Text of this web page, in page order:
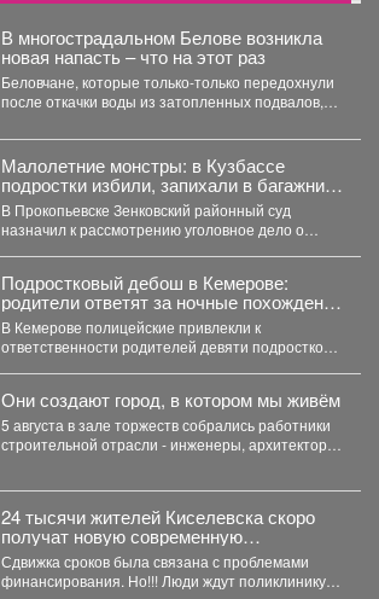
В многострадальном Белове возникла
новая напасть – что на этот раз
Беловчане, которые только-только передохнули
после откачки воды из затопленных подвалов,
Малолетние монстры: в Кузбассе
подростки избили, запихали в багажник,
и похитили 10-летнего ребенка
В Прокопьевске Зенковский районный суд
назначил к рассмотрению уголовное дело о
Подростковый дебош в Кемерове:
родители ответят за ночные похождения
детей
В Кемерове полицейские привлекли к
ответственности родителей девяти подростков.
Они создают город, в котором мы живём
5 августа в зале торжеств собрались работники
строительной отрасли - инженеры, архитекторы,
24 тысячи жителей Киселевска скоро
получат новую современную
поликлинику.
Сдвижка сроков была связана с проблемами
финансирования. Но!!! Люди ждут поликлинику,